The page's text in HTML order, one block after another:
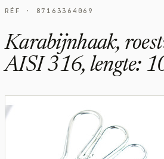
RÉF · 87163364069
Karabijnhaak,
AISI 316, lengte: